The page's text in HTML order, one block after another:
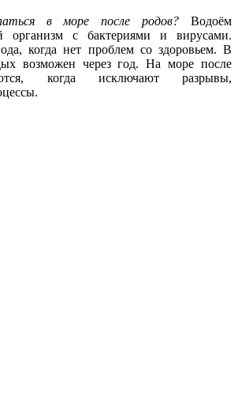
в море после родов? Водоём
организм с бактериями и вирусами.
когда нет проблем со здоровьем. В
возможен через год. На море после
когда исключают разрывы,